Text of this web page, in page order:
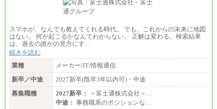
ます。
・試用期間中も同額支給します。
スマホが、なんでも教えてくれる時代。 でも、これからの未来に地図
はない。 何が起こるかなんてわからない。 正解は変わる。検索結果
は、過去の誰かの見方にす…
続きを読む
業種
メーカー/IT/情報通信
新卒／中途
2027新卒(既卒3年以内可)・中途
募集職種
2027新卒：
＜富士通株式会社＞…
中途： 事務職系のポジションな…